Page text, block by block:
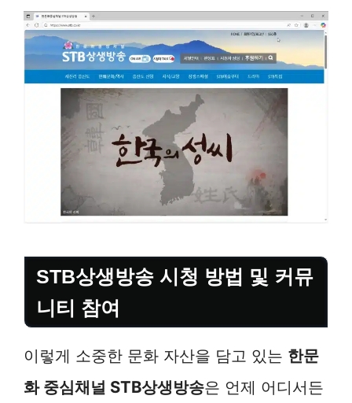
STB상생방송 시청 방법 및 커뮤
니티 참여
이렇게 소중한 문화 자산을 담고 있는 한문
화 중심채널 STB상생방송은 언제 어디서든